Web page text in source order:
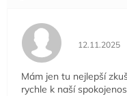
Hodnocení
12.11.2025
Mám jen tu nejlepší
rychle k naší